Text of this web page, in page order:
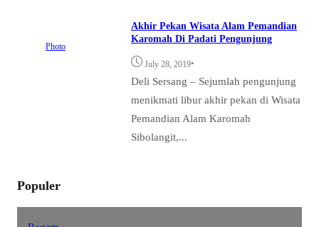
Photo
Akhir Pekan Wisata Alam Pemandian
Karomah Di Padati Pengunjung
July 28, 2019•
Deli Sersang – Sejumlah pengunjung
menikmati libur akhir pekan di Wisata
Pemandian Alam Karomah
Sibolangit,...
Populer